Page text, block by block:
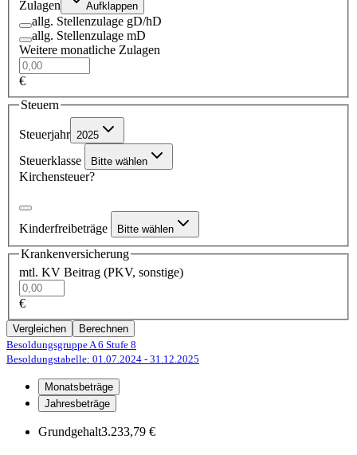
Zulagen Aufklappen
allg. Stellenzulage gD/hD
allg. Stellenzulage mD
Weitere monatliche Zulagen
€
Steuern
Steuerjahr 2025
Steuerklasse Bitte wählen
Kirchensteuer?
Kinderfreibeträge Bitte wählen
Krankenversicherung
mtl. KV Beitrag (PKV, sonstige)
€
Vergleichen
Berechnen
Besoldungsgruppe A 6 Stufe 8
Besoldungstabelle: 01.07.2024 - 31.12.2025
Monatsbeträge
Jahresbeträge
Grundgehalt3.233,79 €